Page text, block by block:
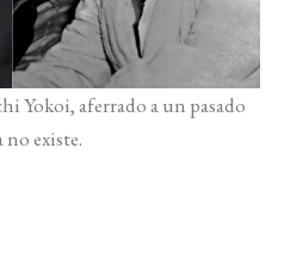
Yokoi, aferrado a un pasado
no existe.